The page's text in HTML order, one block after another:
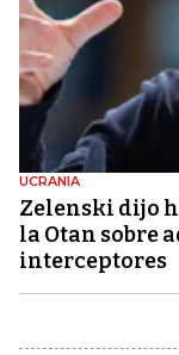
UCRANIA
Zelenski dijo
la Otan sobre
interceptores